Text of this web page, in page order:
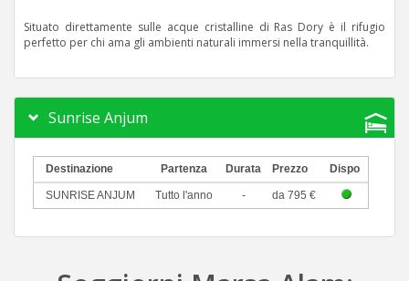
Situato direttamente sulle acque cristalline di Ras Dory è il rifugio
perfetto per chi ama gli ambienti naturali immersi nella tranquillità.
Sunrise Anjum
Destinazione Partenza Durata Prezzo Dispo
SUNRISE ANJUM Tutto l'anno - da 795 €